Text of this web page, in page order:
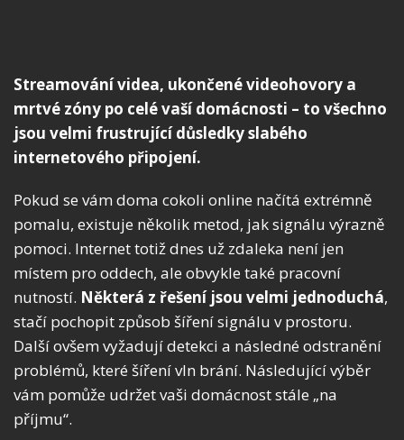
Streamování videa, ukončené videohovory a
mrtvé zóny po celé vaší domácnosti – to všechno
jsou velmi frustrující důsledky slabého
internetového připojení.
Pokud se vám doma cokoli online načítá extrémně
pomalu, existuje několik metod, jak signálu výrazně
pomoci. Internet totiž dnes už zdaleka není jen
místem pro oddech, ale obvykle také pracovní
nutností. Některá z řešení jsou velmi jednoduchá,
stačí pochopit způsob šíření signálu v prostoru.
Další ovšem vyžadují detekci a následné odstranění
problémů, které šíření vln brání. Následující výběr
vám pomůže udržet vaši domácnost stále „na
příjmu“.